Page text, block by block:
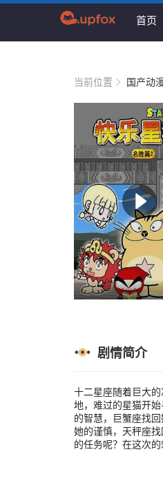
首页
当前位置 国产动
剧情简介
十二星座随着巨大
地，难过的星猫开
的智慧，巨蟹座找
她的谨慎，天秤座
的任务呢？在这次